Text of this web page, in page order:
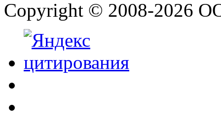
Copyright © 2008-2026